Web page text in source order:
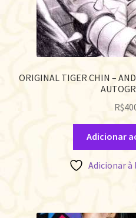
ORIGINAL TIGER CHIN –
R$
Adicionar
Adicionar à